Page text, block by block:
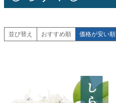
並び替え おすすめ順 価格が安い順